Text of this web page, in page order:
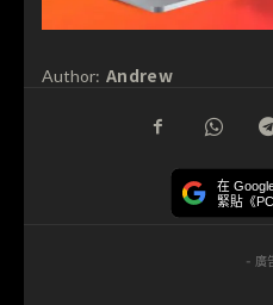
Author: Andrew
在
緊貼《
- 廣